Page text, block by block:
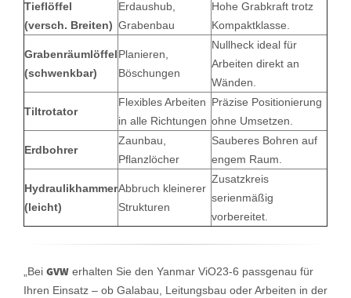
Tieflöffel
(versch. Breiten)
Erdaushub,
Grabenbau
Hohe Grabkraft trotz
Kompaktklasse.
Grabenräumlöffel
(schwenkbar)
Planieren,
Böschungen
Nullheck ideal für
Arbeiten direkt an
Wänden.
Tiltrotator
Flexibles Arbeiten
in alle Richtungen
Präzise Positionierung
ohne Umsetzen.
Erdbohrer
Zaunbau,
Pflanzlöcher
Sauberes Bohren auf
engem Raum.
Hydraulikhammer
(leicht)
Abbruch kleinerer
Strukturen
Zusatzkreis
serienmäßig
vorbereitet.
„Bei GVW erhalten Sie den Yanmar ViO23-6 passgenau für
Ihren Einsatz – ob Galabau, Leitungsbau oder Arbeiten in der